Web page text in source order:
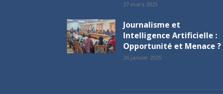
27 mars 2025
Journalisme et
Intelligence Artificielle :
Opportunité et Menace ?
24 janvier 2025